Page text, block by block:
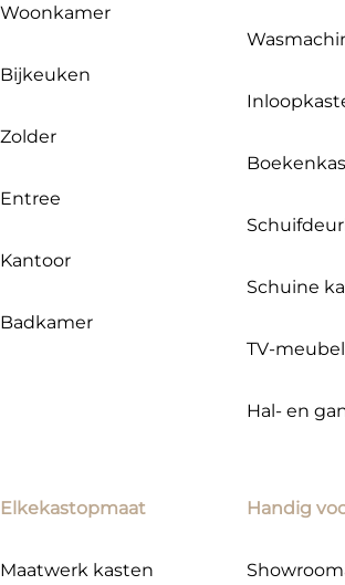
Woonkamer
Bijkeuken
Zolder
Entree
Kantoor
Badkamer
Schuine
TV-
Hal- en
Elkekastopmaat
Maatwerk kasten
Handig